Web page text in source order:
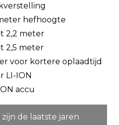
hefhoogte
2,2 meter
2,5 meter
voor kortere oplaadtijd
LI-ION
accu
de laatste jaren